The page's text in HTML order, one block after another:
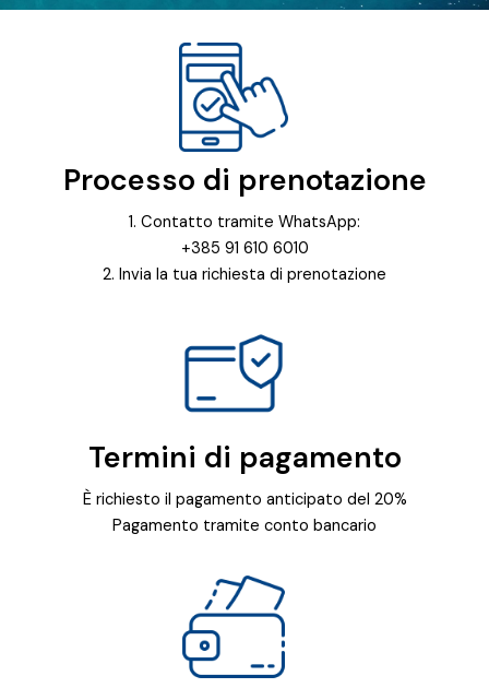
Processo di prenotazione
1. Contatto tramite WhatsApp:
+385 91 610 6010
2. Invia la tua richiesta di prenotazione
Termini di pagamento
È richiesto il pagamento anticipato del 20%
Pagamento tramite conto bancario